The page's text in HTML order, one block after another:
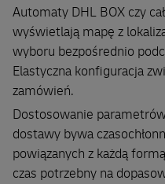
Automaty DHL BOX czy
wyświetlają mapę z
wyboru bezpośrednio
Elastyczna konfiguracja
zamówień.
Dostosowanie
dostawy bywa
powiązanych z każdą
czas potrzebny na